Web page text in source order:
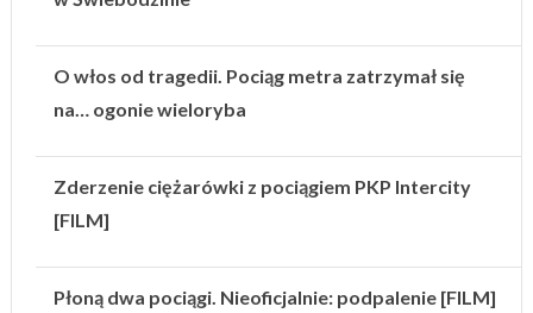
O włos od tragedii. Pociąg metra zatrzymał się
na… ogonie wieloryba
Zderzenie ciężarówki z pociągiem PKP Intercity
[FILM]
Płoną dwa pociągi. Nieoficjalnie: podpalenie [FILM]